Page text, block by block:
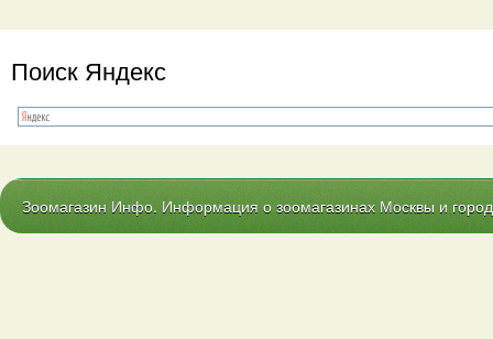
Поиск Яндекс
Зоомагазин Инфо. Информация о зоомагазинах Москвы и